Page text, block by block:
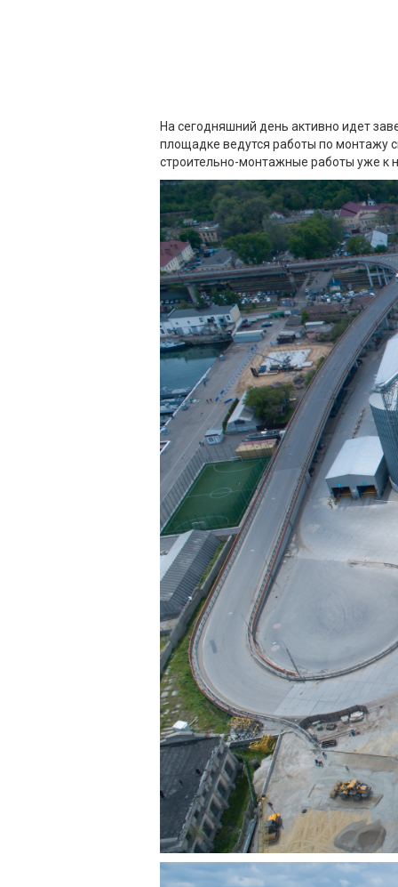
На сегодняшний день активно идет
площадке ведутся работы по монтажу
строительно-монтажные работы уже к